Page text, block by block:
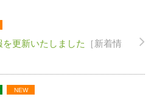
更新いたしました
［新着情
NEW